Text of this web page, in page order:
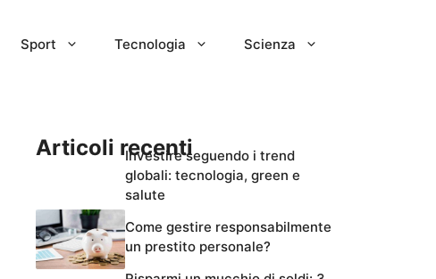
Sport Tecnologia Scienza
Articoli recentiInvestire seguendo i trend
globali: tecnologia, green e
salute
Come gestire responsabilmente
un prestito personale?